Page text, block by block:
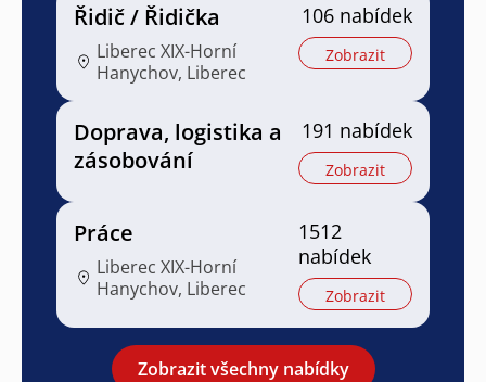
Řidič / Řidička
Liberec XIX-Horní
Hanychov, Liberec
106 nabídek
Zobrazit
Doprava, logistika a
zásobování
191 nabídek
Zobrazit
Práce
Liberec XIX-Horní
Hanychov, Liberec
1512
nabídek
Zobrazit
Zobrazit všechny nabídky